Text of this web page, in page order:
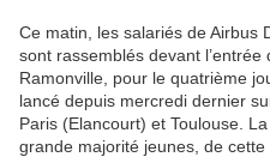
Ce matin, les salariés de Airbus
sont rassemblés devant l’entrée
Ramonville, pour le quatrième
lancé depuis mercredi dernier
Paris (Elancourt) et Toulouse.
grande majorité jeunes, de cette